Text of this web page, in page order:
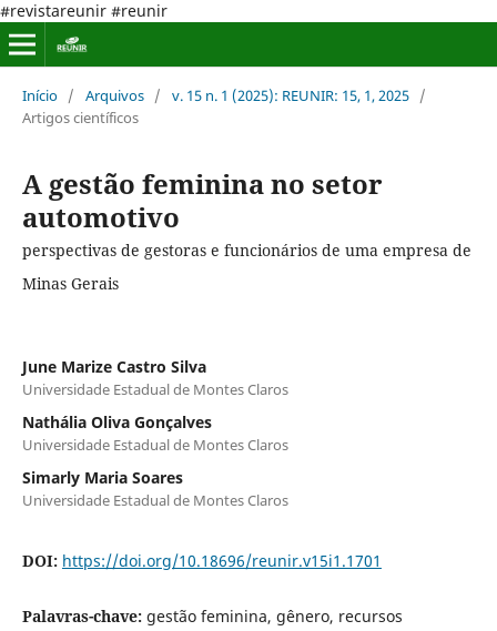
#revistareunir #reunir
Início / Arquivos / v. 15 n. 1 (2025): REUNIR: 15, 1, 2025 /
Artigos científicos
A gestão feminina no setor
automotivo
perspectivas de gestoras e funcionários de uma empresa de
Minas Gerais
June Marize Castro Silva
Universidade Estadual de Montes Claros
Nathália Oliva Gonçalves
Universidade Estadual de Montes Claros
Simarly Maria Soares
Universidade Estadual de Montes Claros
DOI: https://doi.org/10.18696/reunir.v15i1.1701
Palavras-chave: gestão feminina, gênero, recursos